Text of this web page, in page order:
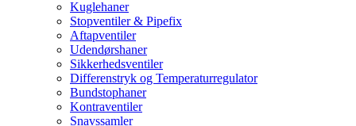
Kuglehaner
Stopventiler & Pipefix
Aftapventiler
Udendørshaner
Sikkerhedsventiler
Differenstryk og Temperaturregulator
Bundstophaner
Kontraventiler
Snavssamler